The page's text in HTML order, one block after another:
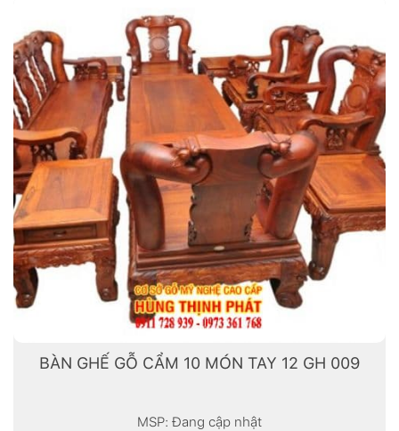
BÀN GHẾ GỖ CẨM 10 MÓN TAY 12 GH 009
MSP: Đang cập nhật